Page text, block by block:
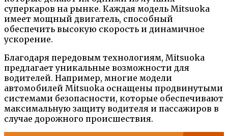
суперкаров на рынке. Каждая модель Mitsuoka
имеет мощный двигатель, способный
обеспечить высокую скорость и динамичное
ускорение.
Благодаря передовым технологиям, Mitsuoka
предлагает уникальные возможности для
водителей. Например, многие модели
автомобилей Mitsuoka оснащены продвинутыми
системами безопасности, которые обеспечивают
максимальную защиту водителя и пассажиров в
случае дорожного происшествия.